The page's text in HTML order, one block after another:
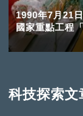
1990年7月21日
國家重點工程
科技探索文